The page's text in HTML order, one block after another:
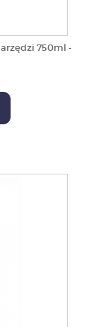
750ml -